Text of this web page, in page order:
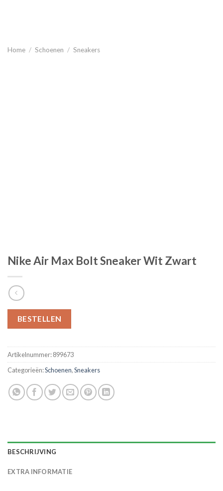
Home / Schoenen / Sneakers
Nike Air Max Bolt Sneaker Wit Zwart
BESTELLEN
Artikelnummer:899673
Categorieën:Schoenen,Sneakers
BESCHRIJVING
EXTRA INFORMATIE